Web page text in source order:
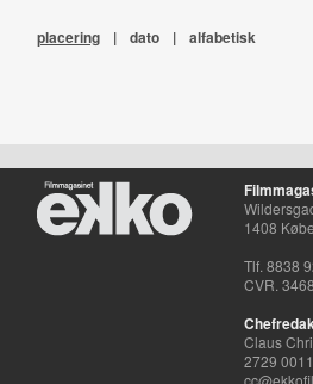
placering | dato | alfabetisk
1408
Tlf. 8838
CVR.
Claus
2729 0011